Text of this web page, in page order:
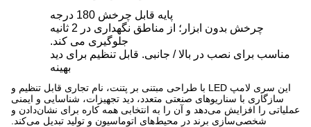
پایه قابل چرخش 180 درجه
چرخش بدون ابزار؛ از مناطق نگهداری در 2 ثانیه
جلوگیری می کند.
مناسب برای نصب در بالا / جانبی. قابل تنظیم برای دید
بهینه
این سری لامپ LED با طراحی مبتنی بر پتنت، نام تجاری قابل تنظیم و
سازگاری با سناریوهای صنعتی متعدد، دید تجهیزات، شناسایی و ایمنی
عملیاتی را افزایش می‌دهد و آن را به انتخابی همه کاره برای نشان‌دادن و
شخصی‌سازی برند در محیط‌های اتوماسیون و تولید تبدیل می‌کند.